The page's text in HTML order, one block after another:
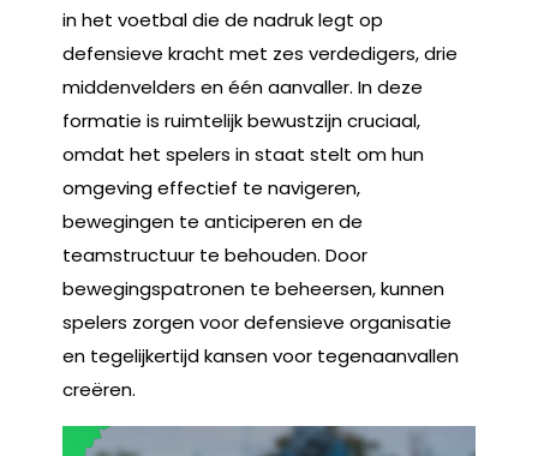
in het voetbal die de nadruk legt op
defensieve kracht met zes verdedigers, drie
middenvelders en één aanvaller. In deze
formatie is ruimtelijk bewustzijn cruciaal,
omdat het spelers in staat stelt om hun
omgeving effectief te navigeren,
bewegingen te anticiperen en de
teamstructuur te behouden. Door
bewegingspatronen te beheersen, kunnen
spelers zorgen voor defensieve organisatie
en tegelijkertijd kansen voor tegenaanvallen
creëren.